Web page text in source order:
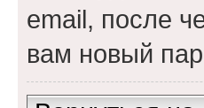
email, после
вам новый